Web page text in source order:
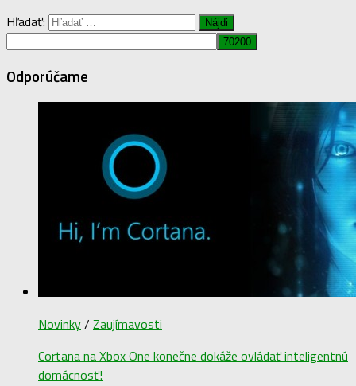
Hľadať:
Odporúčame
Novinky/ Zaujímavosti
Cortana na Xbox One konečne dokáže ovládať inteligentnú
domácnosť!